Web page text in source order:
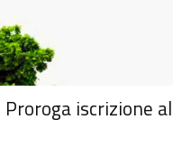
iscrizione al